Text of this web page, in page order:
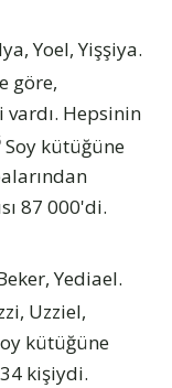
Yoel, Yişşiya.
göre,
vardı. Hepsinin
Soy kütüğüne
87 000'di.
Yediael.
Uzziel,
kütüğüne
kişiydi.